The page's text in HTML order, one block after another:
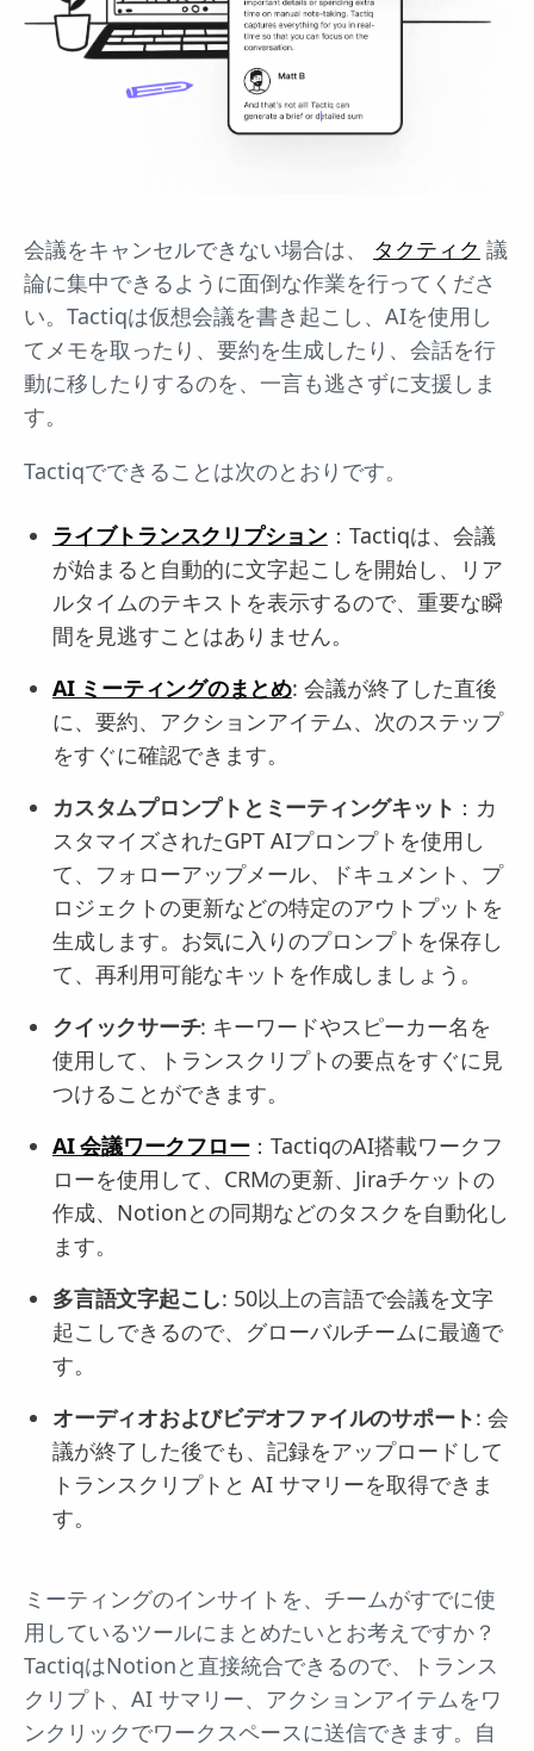
会議をキャンセルできない場合は、 タクティク 議
論に集中できるように面倒な作業を行ってくださ
い。Tactiqは仮想会議を書き起こし、AIを使用し
てメモを取ったり、要約を生成したり、会話を行
動に移したりするのを、一言も逃さずに支援しま
す。
Tactiqでできることは次のとおりです。
ライブトランスクリプション：Tactiqは、会議
が始まると自動的に文字起こしを開始し、リア
ルタイムのテキストを表示するので、重要な瞬
間を見逃すことはありません。
AI ミーティングのまとめ: 会議が終了した直後
に、要約、アクションアイテム、次のステップ
をすぐに確認できます。
カスタムプロンプトとミーティングキット ：カ
スタマイズされたGPT AIプロンプトを使用し
て、フォローアップメール、ドキュメント、プ
ロジェクトの更新などの特定のアウトプットを
生成します。お気に入りのプロンプトを保存し
て、再利用可能なキットを作成しましょう。
クイックサーチ: キーワードやスピーカー名を
使用して、トランスクリプトの要点をすぐに見
つけることができます。
AI 会議ワークフロー：TactiqのAI搭載ワークフ
ローを使用して、CRMの更新、Jiraチケットの
作成、Notionとの同期などのタスクを自動化し
ます。
多言語文字起こし: 50以上の言語で会議を文字
起こしできるので、グローバルチームに最適で
す。
オーディオおよびビデオファイルのサポート: 会
議が終了した後でも、記録をアップロードして
トランスクリプトと AI サマリーを取得できま
す。
ミーティングのインサイトを、チームがすでに使
用しているツールにまとめたいとお考えですか？
TactiqはNotionと直接統合できるので、トランス
クリプト、AI サマリー、アクションアイテムをワ
ンクリックでワークスペースに送信できます。自